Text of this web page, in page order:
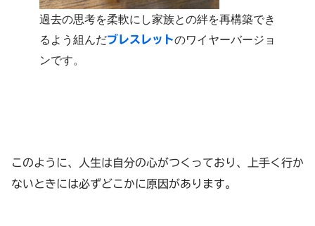
過去の思考を柔軟にし家族との絆を再構築でき
るよう組んだブレスレットのワイヤーバージョ
ンです。
このように、人生は自分の心がつくっており、上手く行か
ないときには必ずどこかに原因があります。